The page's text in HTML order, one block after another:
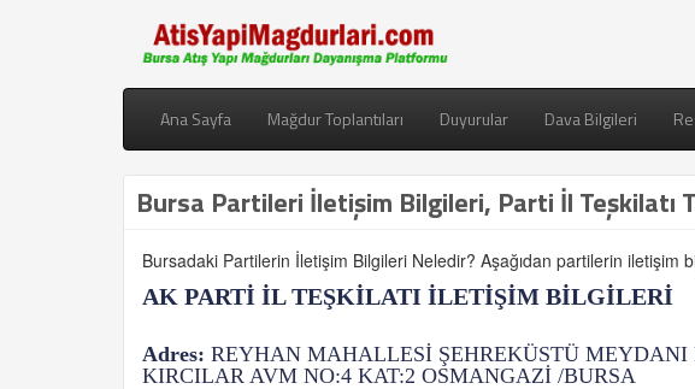
Ana Sayfa Mağdur Toplantıları Duyurular Dava Bilgileri
Bursa Partileri İletişim Bilgileri, Parti İl Teşkilatı
Bursadaki Partilerin İletişim Bilgileri Neledir? Aşağıdan partilerin iletişim
AK PARTİ İL TEŞKİLATI İLETİŞİM BİLGİLERİ
Adres: REYHAN MAHALLESİ ŞEHREKÜSTÜ
KIRCILAR AVM NO:4 KAT:2 OSMANGAZİ /BURSA